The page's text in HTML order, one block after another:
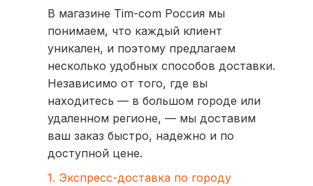
В магазине Tim-com Россия мы
понимаем, что каждый клиент
уникален, и поэтому предлагаем
несколько удобных способов доставки.
Независимо от того, где вы
находитесь — в большом городе или
удаленном регионе, — мы доставим
ваш заказ быстро, надежно и по
доступной цене.
1. Экспресс-доставка по городу